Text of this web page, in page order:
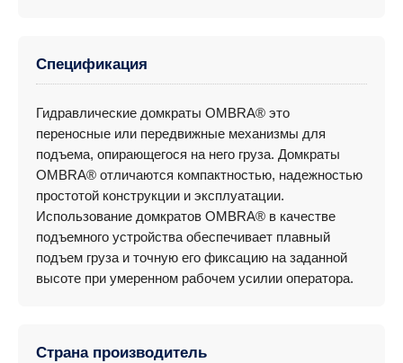
Спецификация
Гидравлические домкраты OMBRA® это
переносные или передвижные механизмы для
подъема, опирающегося на него груза. Домкраты
OMBRA® отличаются компактностью, надежностью
простотой конструкции и эксплуатации.
Использование домкратов OMBRA® в качестве
подъемного устройства обеспечивает плавный
подъем груза и точную его фиксацию на заданной
высоте при умеренном рабочем усилии оператора.
Страна производитель